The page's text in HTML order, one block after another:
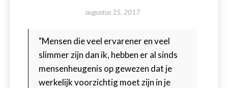
augustus 15, 2017
"Mensen die veel ervarener en veel
slimmer zijn dan ik, hebben er al sinds
mensenheugenis op gewezen dat je
werkelijk voorzichtig moet zijn in je